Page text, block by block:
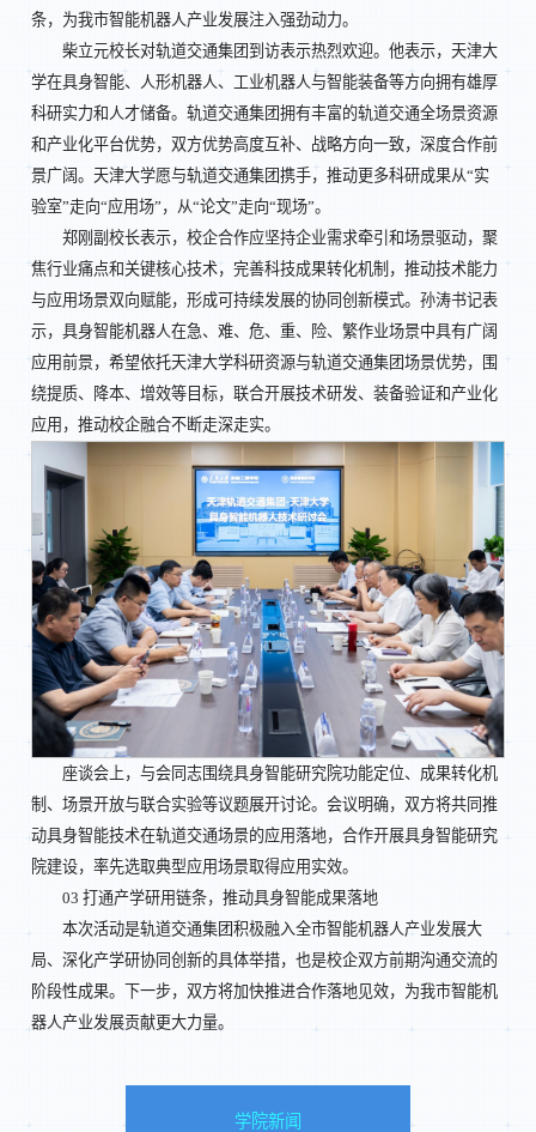
条，为我市智能机器人产业发展注入强劲动力。
柴立元校长对轨道交通集团到访表示热烈欢迎。他表示，天津大
学在具身智能、人形机器人、工业机器人与智能装备等方向拥有雄厚
科研实力和人才储备。轨道交通集团拥有丰富的轨道交通全场景资源
和产业化平台优势，双方优势高度互补、战略方向一致，深度合作前
景广阔。天津大学愿与轨道交通集团携手，推动更多科研成果从“实
验室”走向“应用场”，从“论文”走向“现场”。
郑刚副校长表示，校企合作应坚持企业需求牵引和场景驱动，聚
焦行业痛点和关键核心技术，完善科技成果转化机制，推动技术能力
与应用场景双向赋能，形成可持续发展的协同创新模式。孙涛书记表
示，具身智能机器人在急、难、危、重、险、繁作业场景中具有广阔
应用前景，希望依托天津大学科研资源与轨道交通集团场景优势，围
绕提质、降本、增效等目标，联合开展技术研发、装备验证和产业化
应用，推动校企融合不断走深走实。
座谈会上，与会同志围绕具身智能研究院功能定位、成果转化机
制、场景开放与联合实验等议题展开讨论。会议明确，双方将共同推
动具身智能技术在轨道交通场景的应用落地，合作开展具身智能研究
院建设，率先选取典型应用场景取得应用实效。
03 打通产学研用链条，推动具身智能成果落地
本次活动是轨道交通集团积极融入全市智能机器人产业发展大
局、深化产学研协同创新的具体举措，也是校企双方前期沟通交流的
阶段性成果。下一步，双方将加快推进合作落地见效，为我市智能机
器人产业发展贡献更大力量。
学院新闻